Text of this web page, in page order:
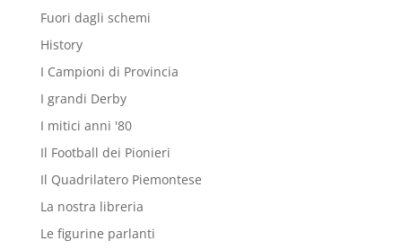
Fuori dagli schemi
History
I Campioni di Provincia
I grandi Derby
I mitici anni '80
Il Football dei Pionieri
Il Quadrilatero Piemontese
La nostra libreria
Le figurine parlanti